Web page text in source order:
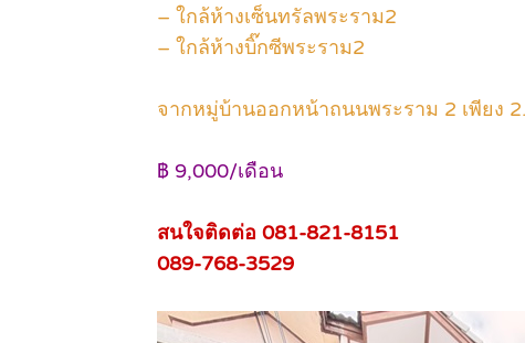
– ใกล้ห้างเซ็นทรัลพระราม2
– ใกล้ห้างบิ๊กซีพระราม2
จากหมู่บ้านออกหน้าถนนพระราม 2 เพียง
฿ 9,000/เดือน
สนใจติดต่อ 081-821-8151
089-768-3529